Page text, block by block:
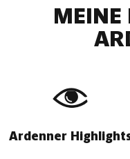
MEINE
Ardenner